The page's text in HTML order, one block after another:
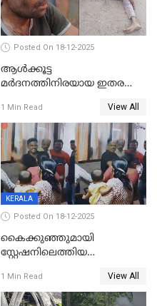
Posted On 18-12-2025
ആൾക്കൂട്ട
മർദനത്തിനിരയായ ഇതര
നടുക്കുന്ന സംഭവം
വാളയാറിൽ
1 Min Read View All
KERALA
Posted On 18-12-2025
കൈക്കുഞ്ഞുമായി
സ്റ്റേഷനിലെത്തിയ
കരണത്തടിച്ചു; CC ടിവി
ദൃശ്യങ്ങൾ പുറത്ത്
1 Min Read View All